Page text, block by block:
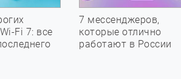
Fi 7: все
7 мессенджеров,
которые отлично
работают в России